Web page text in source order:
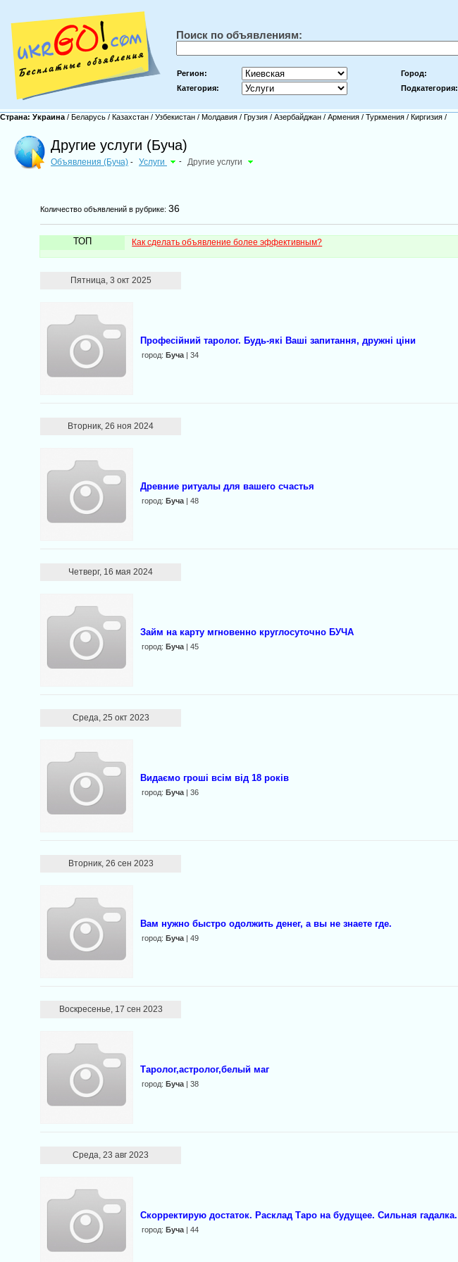
Поиск по объявлениям:
Регион: Город:
Категория:
Подкатегория:
Страна: Украина / Беларусь / Казахстан / Узбекистан / Молдавия / Грузия / Азербайджан / Армения / Туркмения / Киргизия /
Другие услуги (Буча)
Объявления (Буча) - Услуги - Другие услуги
Количество объявлений в рубрике:36
ТОП Как сделать объявление более эффективным?
Пятница, 3 окт 2025
Професійний таролог. Будь-які Ваші запитання, дружні ціни
город:Буча | 34
Вторник, 26 ноя 2024
Древние ритуалы для вашего счастья
город:Буча | 48
Четверг, 16 мая 2024
Займ на карту мгновенно круглосуточно БУЧА
город:Буча | 45
Среда, 25 окт 2023
Видаємо гроші всім від 18 років
город:Буча | 36
Вторник, 26 сен 2023
Вaм нyжно быcтpo одoлжить дeнег, a вы не знаете гдe.
город:Буча | 49
Воскресенье, 17 сен 2023
Таролог,астролог,белый маг
город:Буча | 38
Среда, 23 авг 2023
Скорректирую достаток. Расклад Таро на будущее. Сильная гадалка.
город:Буча | 44